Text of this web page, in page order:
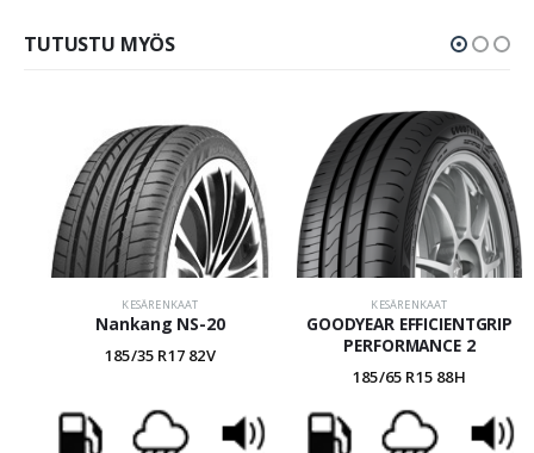
TUTUSTU MYÖS
KESÄRENKAAT
Nankang NS-20
185/35 R17 82V
KESÄRENKAAT
GOODYEAR EFFICIENTGRIP
PERFORMANCE 2
185/65 R15 88H